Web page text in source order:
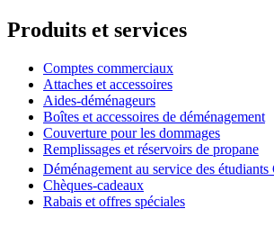
Produits et services
Comptes commerciaux
Attaches et accessoires
Aides-déménageurs
Boîtes et accessoires de déménagement
Couverture pour les dommages
Remplissages et réservoirs de propane
Déménagement au service des
Chèques-cadeaux
Rabais et offres spéciales